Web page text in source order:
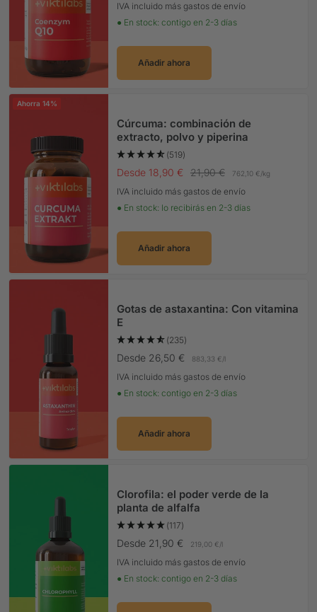
IVA incluido más gastos de envío
● En stock: contigo en 2-3 días
Añadir ahora
Ahorra 14%
Cúrcuma: combinación de
extracto, polvo y piperina
(519)
Precio Oferta
Desde 18,90 € Precio normal
21,90 € 762,10 €/kg
IVA incluido más gastos de envío
● En stock: lo recibirás en 2-3 días
Añadir ahora
Gotas de astaxantina: Con vitamina
E
(235)
Precio Oferta
Desde 26,50 € 883,33 €/l
IVA incluido más gastos de envío
● En stock: contigo en 2-3 días
Añadir ahora
Clorofila: el poder verde de la
planta de alfalfa
(117)
Precio Oferta
Desde 21,90 € 219,00 €/l
IVA incluido más gastos de envío
● En stock: contigo en 2-3 días